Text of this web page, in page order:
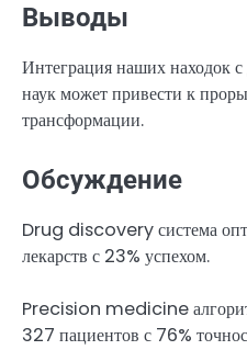
Выводы
Интеграция наших находок
наук может привести к
трансформации.
Обсуждение
Drug discovery система
лекарств с 23% успехом.
Precision medicine
327 пациентов с 76%